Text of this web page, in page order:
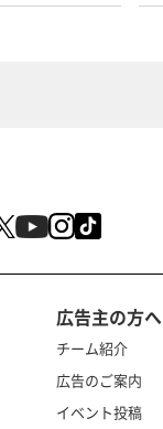
広告主の方へ
チーム紹介
広告のご案内
イベント投稿